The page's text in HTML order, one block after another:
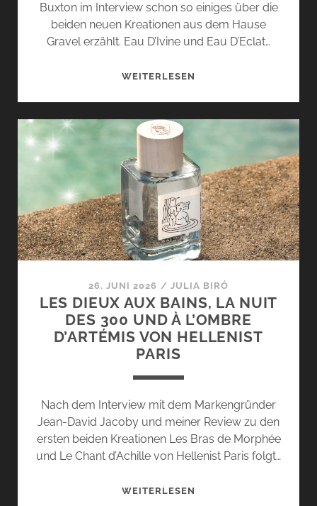
Buxton im Interview schon so einiges über die
beiden neuen Kreationen aus dem Hause
Gravel erzählt. Eau D’Ivine und Eau D’Eclat…
WEITERLESEN
VON
GRAVEL
–
ZWEI
NEUE
DÜFTE
DER
TRANSCENDENCE
COLLECTION
26. JUNI 2026 / JULIA BIRÓ
LES DIEUX AUX BAINS, LA NUIT
DES 300 UND À L’OMBRE
D’ARTÉMIS VON HELLENIST
PARIS
Nach dem Interview mit dem Markengründer
Jean-David Jacoby und meiner Review zu den
ersten beiden Kreationen Les Bras de Morphée
und Le Chant d’Achille von Hellenist Paris folgt…
WEITERLESEN